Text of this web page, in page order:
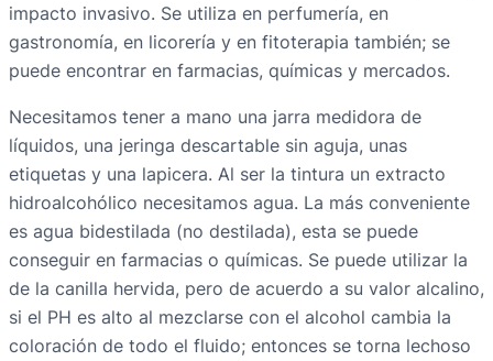
impacto invasivo. Se utiliza en perfumería, en
gastronomía, en licorería y en fitoterapia también; se
puede encontrar en farmacias, químicas y mercados.
Necesitamos tener a mano una jarra medidora de
líquidos, una jeringa descartable sin aguja, unas
etiquetas y una lapicera. Al ser la tintura un extracto
hidroalcohólico necesitamos agua. La más conveniente
es agua bidestilada (no destilada), esta se puede
conseguir en farmacias o químicas. Se puede utilizar la
de la canilla hervida, pero de acuerdo a su valor alcalino,
si el PH es alto al mezclarse con el alcohol cambia la
coloración de todo el fluido; entonces se torna lechoso